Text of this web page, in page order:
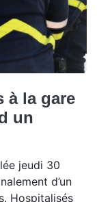
à la gare
un
jeudi 30
d’un
Hospitalisés